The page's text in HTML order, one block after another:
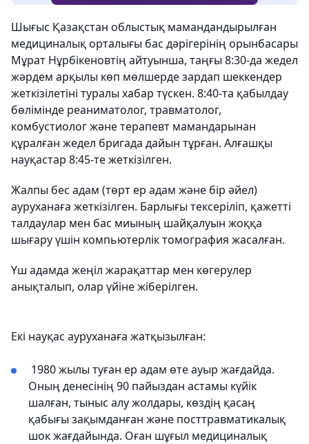
Шығыс Қазақстан облыстық мамандандырылған
медициналық орталығы бас дәрігерінің орынбасары
Мұрат Нұрбікеновтің айтуынша, таңғы 8:30-да жедел
жәрдем арқылы көп мөлшерде зардап шеккендер
жеткізілетіні туралы хабар түскен. 8:40-та қабылдау
бөлімінде реаниматолог, травматолог,
комбустиолог және терапевт мамандарынан
құралған жедел бригада дайын тұрған. Алғашқы
науқастар 8:45-те жеткізілген.
Жалпы бес адам (төрт ер адам және бір әйел)
ауруханаға жеткізілген. Барлығы тексеріліп, қажетті
талдаулар мен бас миының шайқалуын жоққа
шығару үшін компьютерлік томография жасалған.
Үш адамда жеңіл жарақаттар мен көгерулер
анықталып, олар үйіне жіберілген.
Екі науқас ауруханаға жатқызылған:
1980 жылы туған ер адам өте ауыр жағдайда.
Оның денесінің 90 пайыздан астамы күйік
шалған, тыныс алу жолдары, көздің қасаң
қабығы зақымданған және посттравматикалық
шок жағдайында. Оған шұғыл медициналық